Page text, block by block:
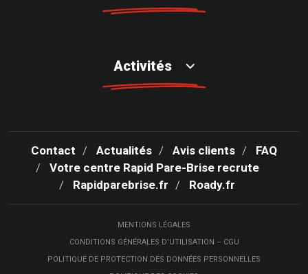
Activités
Contact Actualités Avis clients
FAQ
Votre centre Rapid Pare-Brise recrute
Rapidparebrise.fr
Roady.fr
MENTIONS LÉGALES
CONDITIONS GÉNÉRALES D’UTILISATION – CGU
POLITIQUE DE PROTECTION DES DONNÉES PERSONNELLES